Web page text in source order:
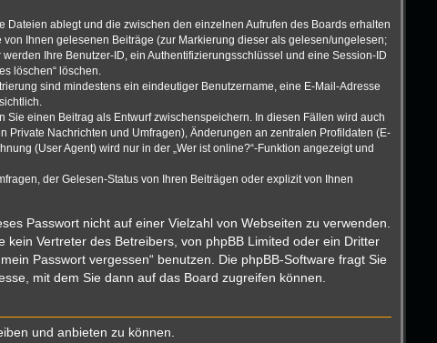
ablegt und die zwischen den einzelnen Aufrufen des Boards erhalten
Ihnen gelesenen Beiträge (zur Markierung dieser als gelesen/ungelesen;
Ihre Benutzer-ID, ein Authentifizierungsschlüssel und eine Session-ID
löschen“ löschen.
sind mindestens ein eindeutiger Benutzername, eine E-Mail-Adresse
einen Beitrag als Entwurf zwischenspeichern. In diesen Fällen wird auch
Nachrichten und Umfragen), Änderungen an zentralen Profildaten (E-
(User Agent) wird nur in der „Wer ist online?“-Funktion angezeigt und
der Gelesen-Status von Ihren Beiträgen oder explizit von Ihnen
Passwort nicht auf einer Vielzahl von Webseiten zu verwenden.
Vertreter des Betreibers, von phpBB Limited oder ein Dritter
Passwort vergessen“ benutzen. Die phpBB-Software fragt Sie
mit dem Sie dann auf das Board zugreifen können.
und anbieten zu können.